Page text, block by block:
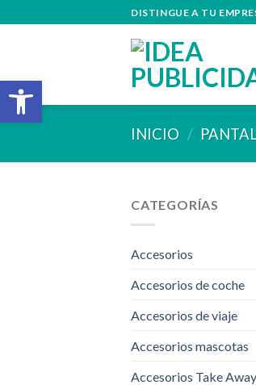
to
DISTINGUE A TU
INICIO /
CATEGORÍAS
Accesorios
Accesorios de coche
Accesorios de viaje
Accesorios mascotas
Accesorios Take Away
Abrir barra de herramientas